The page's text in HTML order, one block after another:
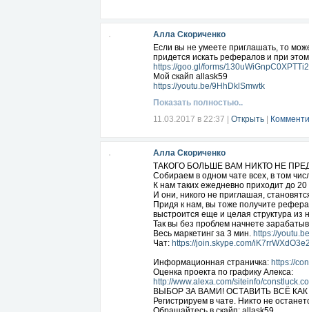
Алла Скориченко
Если вы не умеете приглашать, то
придется искать рефералов и при
https://goo.gl/forms/130uWiGnpC0XPTTi2
Мой скайп allask59
https://youtu.be/9HhDklSmwtk
Показать полностью..
11.03.2017 в 22:37
Открыть
Алла Скориченко
ТАКОГО БОЛЬШЕ ВАМ НИКТО НЕ
Собираем в одном чате всех, в том
К нам таких ежедневно приходит до 20
И они, никого не приглашая,
Придя к нам, вы тоже получите
выстроится еще и целая структура из
Так вы без проблем начнете
Весь маркетинг за 3 мин. https://
Чат: https://join.skype.com/
Информационная страничка: https://
Оценка проекта по графику Алекса:
http://www.alexa.com/siteinfo/
ВЫБОР ЗА ВАМИ! ОСТАВИТЬ ВСЁ
Регистрируем в чате. Никто не